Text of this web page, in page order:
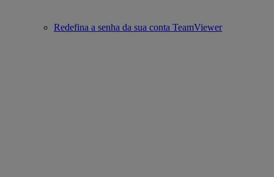
Redefina a senha da sua conta TeamViewer